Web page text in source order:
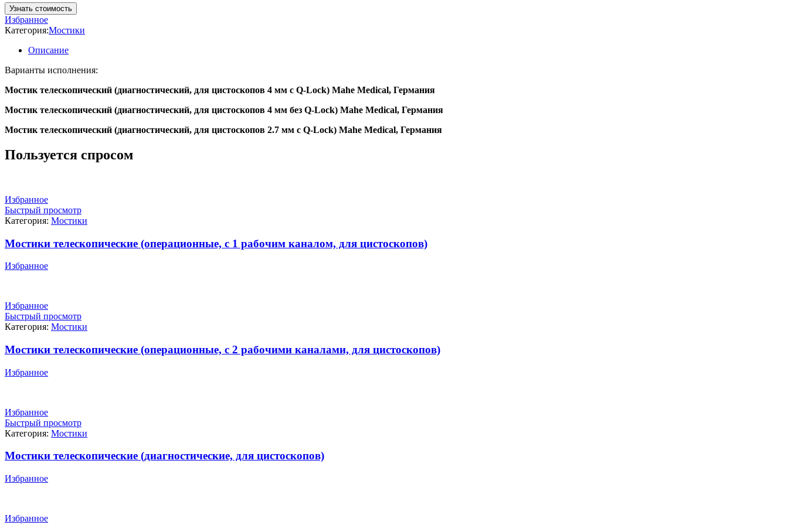
Узнать стоимость
Избранное
Категория:Мостики
Описание
Варианты исполнения:
Мостик телескопический (диагностический, для цистоскопов 4 мм с Q-Lock) Mahe Medical, Германия
Мостик телескопический (диагностический, для цистоскопов 4 мм без Q-Lock) Mahe Medical, Германия
Мостик телескопический (диагностический, для цистоскопов 2.7 мм с Q-Lock) Mahe Medical, Германия
Пользуется спросом
Избранное
Быстрый просмотр
Категория: Мостики
Мостики телескопические (операционные, с 1 рабочим каналом, для цистоскопов)
Избранное
Избранное
Быстрый просмотр
Категория: Мостики
Мостики телескопические (операционные, с 2 рабочими каналами, для цистоскопов)
Избранное
Избранное
Быстрый просмотр
Категория: Мостики
Мостики телескопические (диагностические, для цистоскопов)
Избранное
Избранное